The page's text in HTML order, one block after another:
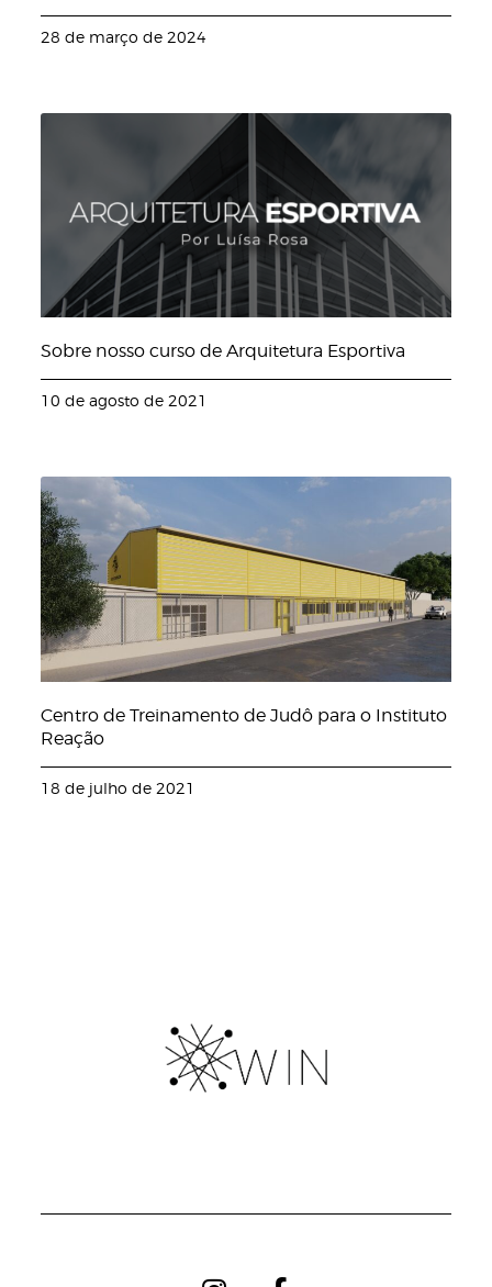
28 de março de 2024
Sobre nosso curso de Arquitetura Esportiva
10 de agosto de 2021
Centro de Treinamento de Judô para o Instituto
Reação
18 de julho de 2021